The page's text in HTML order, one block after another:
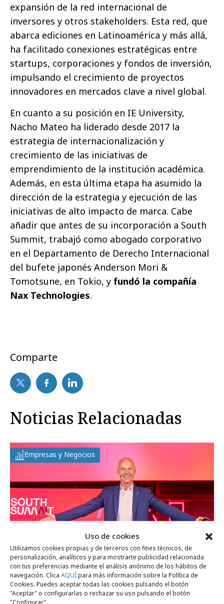
Uso de cookies
Utilizamos cookies propias y de terceros con fines técnicos, de
personalización, analíticos y para mostrarte publicidad relacionada
con tus preferencias mediante el análisis anónimo de los hábitos de
navegación. Clica AQUÍpara más información sobre la Política de
Cookies. Puedes aceptar todas las cookies pulsando el botón
"Aceptar" o configurarlas o rechazar su uso pulsando el botón
"Configurar".
expansión de la red internacional de
inversores y otros stakeholders. Esta red, que
abarca ediciones en Latinoamérica y más allá,
ha facilitado conexiones estratégicas entre
startups, corporaciones y fondos de inversión,
impulsando el crecimiento de proyectos
innovadores en mercados clave a nivel global.
En cuanto a su posición en IE University,
Nacho Mateo ha liderado desde 2017 la
estrategia de internacionalización y
crecimiento de las iniciativas de
emprendimiento de la institución académica.
Además, en esta última etapa ha asumido la
dirección de la estrategia y ejecución de las
iniciativas de alto impacto de marca. Cabe
añadir que antes de su incorporación a South
Summit, trabajó como abogado corporativo
en el Departamento de Derecho Internacional
del bufete japonés Anderson Mori &
Tomotsune, en Tokio, y fundó la compañía
Nax Technologies.
Comparte
Noticias Relacionadas
Empresas y Negocios
lunes, 8 de junio 2026